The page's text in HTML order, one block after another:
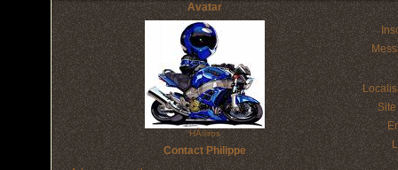
Avatar
HÃ©ros
Contact Philippe